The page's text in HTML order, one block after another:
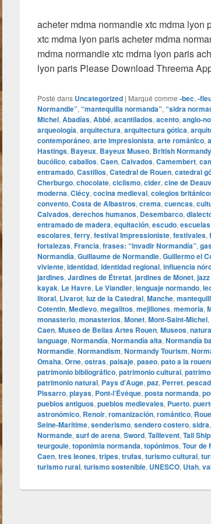
acheter mdma normandie xtc mdma lyon
xtc mdma lyon paris acheter mdma
mdma normandie xtc mdma lyon paris
lyon paris Please Download Threema
Posté dans Uncategorized | Marqué comme ‑bec,
Normandie”, “mantequilla normanda”, “sidra
Michel, Abadías, Abbé, acantilados, acento,
arqueología, arquitectura, arquitectura gótica,
contemporáneo, arte impresionista, arte románico,
Hastings, Bayeux, Bayeux Museo, British
bucólico, caballos, Caen, Calvados, Camembert,
entramado, Castillos, Catedral de Rouen, catedral
Cherburgo, chocolate, ciclismo, cider, cine de
moderna, Clécy, cocina medieval, colegios
convento, Costa de Albastros, crema, cuencas,
Calvados, derechos humanos, Desembarco,
entramado de madera, equitación, escudo, escuelas
escolares, ferry, festival Impressioniste, festivales,
fortalezas, Francia, frases: “invadir Normandía”,
Normandía, Guillaume de Normandie, Guillermo el
viviente, identidad, identidad regional, influencia
jardines, Jardines de Étretat, jardines de Monet,
kayak, Le Havre, Le Viandier, lenguaje normando,
litoral, Livarot, luz de la Catedral, Manche,
Cotentin, Medievo, megalitos, mejillones, memoria,
monasterio, monasterios, Monet, Mont‑Saint‑Michel,
Caen, Museo de Bellas Artes Rouen, Museos,
language, Normandía, Normandía alta, Normandía
Normandie, Normandism, Normandy Tourism,
Omaha, Orne, ostras, paisaje, paseo, pato a la
patrimonio bibliográfico, patrimonio cultural,
patrimonio natural, Pays d'Auge, paz, Perret,
Pissarro, playas, Pont‑l’Évêque, posta normanda,
pueblos antiguos, pueblos medievales, Puerto,
astronómico, Renoir, romanización, romántico,
Seine‑Maritime, senderismo, sendero costero, sidra,
Normande, surf de arena, Sword, Taillevent, Tall
teurgoule, toponimia normanda, topónimos, Tour de
Caen, tres leones, tripes, trufas, turismo cultural,
turismo rural, turismo sostenible, UNESCO, Utah,